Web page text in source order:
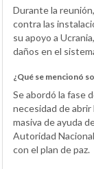
Durante la
contra las
su apoyo a
daños en el
¿Qué se mencionó
Se abordó la fase
necesidad de
masiva de ayuda
Autoridad
con el plan de paz.